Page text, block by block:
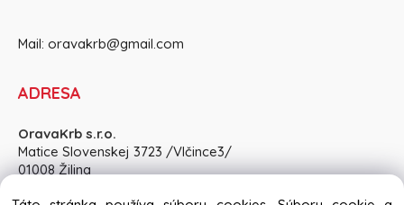
Mail: oravakrb@gmail.com
ADRESA
OravaKrb s.r.o.
Matice Slovenskej 3723 /Vlčince3/
01008 Žilina
Pon-Pia: 8:30 - 15:00, So: po dohode